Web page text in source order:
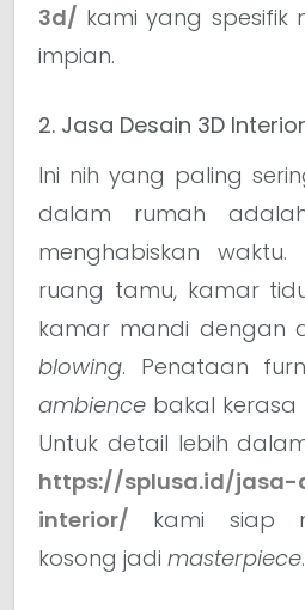
3d/ kami yang spesifik
impian.
2. Jasa Desain 3D Interior
Ini nih yang paling
dalam rumah
menghabiskan waktu.
ruang tamu, kamar
kamar mandi dengan
blowing. Penataan
ambience bakal
Untuk detail lebih
https://splusa.id/
interior/ kami siap
kosong jadi masterpiece.